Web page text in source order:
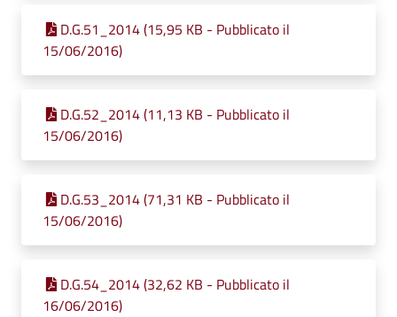
D.G.51_2014 (15,95 KB - Pubblicato il
15/06/2016)
D.G.52_2014 (11,13 KB - Pubblicato il
15/06/2016)
D.G.53_2014 (71,31 KB - Pubblicato il
15/06/2016)
D.G.54_2014 (32,62 KB - Pubblicato il
16/06/2016)